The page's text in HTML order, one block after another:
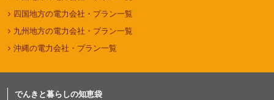
四国地方の電力会社・プラン一覧
九州地方の電力会社・プラン一覧
沖縄の電力会社・プラン一覧
でんきと暮らしの知恵袋